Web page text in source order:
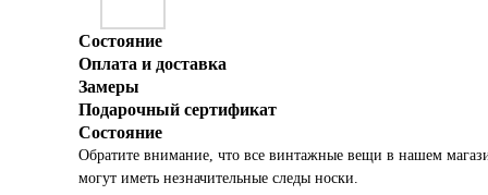
Состояние
Оплата и доставка
Замеры
Подарочный сертификат
Состояние
Обратите внимание, что все винтажные вещи в нашем
могут иметь незначительные следы носки.